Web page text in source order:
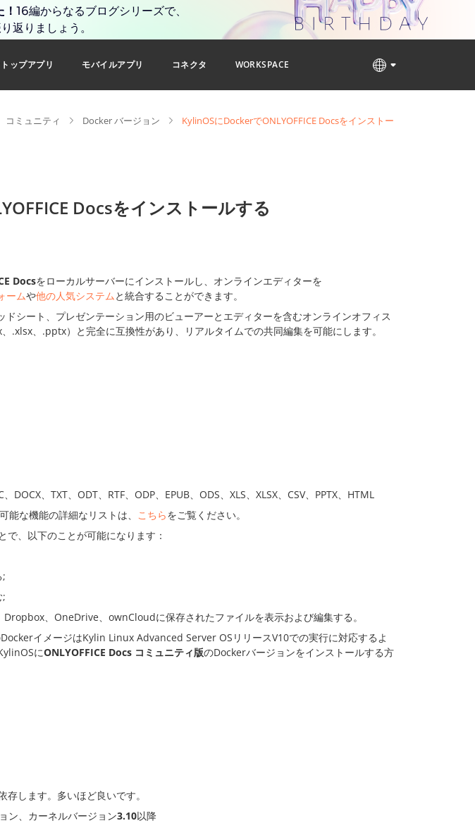
16編からなるブログシリーズで、
返りましょう。
ップアプリ モバイルアプリ コネクタ WORKSPACE
コミュニティ Docker バージョン
KylinOSにDockerでONLYOFFICE Docsをインストー
Docsをインストールする
Docsをローカルサーバーにインストールし、オンラインエディターを
ームや他の人気システムと統合することができます。
ドシート、プレゼンテーション用のビューアーとエディターを含むオンラインオフィス
.xlsx、.pptx）と完全に互換性があり、リアルタイムでの共同編集を可能にします。
DOCX、TXT、ODT、RTF、ODP、EPUB、ODS、XLS、XLSX、CSV、PPTX、HTML
能な機能の詳細なリストは、 こちらをご覧ください。
で、以下のことが可能になります：
;
;
Dropbox、OneDrive、ownCloudに保存されたファイルを表示および編集する。
イメージはKylin Linux Advanced Server OSリリースV10での実行に対応するよ
にONLYOFFICE Docs コミュニティ版のDockerバージョンをインストールする方
存します。多いほど良いです。
ン、カーネルバージョン3.10以降